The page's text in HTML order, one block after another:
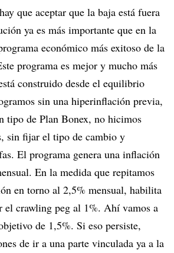
que aceptar que la baja está fuera
ya es más importante que en la
económico más exitoso de la
programa es mejor y mucho más
construido desde el equilibrio
sin una hiperinflación previa,
tipo de Plan Bonex, no hicimos
sin fijar el tipo de cambio y
El programa genera una inflación
En la medida que repitamos
en torno al 2,5% mensual, habilita
el crawling peg al 1%. Ahí vamos a
de 1,5%. Si eso persiste,
de ir a una parte vinculada ya a la